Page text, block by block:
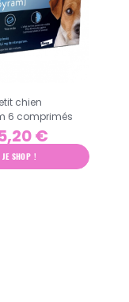
chien
6 comprimés
€
JE SHOP !